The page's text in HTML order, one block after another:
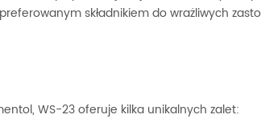
składnikiem do wrażliwych
WS-23 oferuje kilka unikalnych zalet: